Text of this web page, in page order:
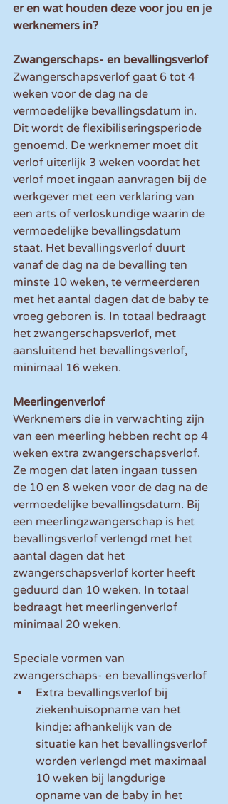
er en wat houden deze voor jou en je
werknemers in?
Zwangerschaps- en bevallingsverlof
Zwangerschapsverlof gaat 6 tot 4
weken voor de dag na de
vermoedelijke bevallingsdatum in.
Dit wordt de flexibiliseringsperiode
genoemd. De werknemer moet dit
verlof uiterlijk 3 weken voordat het
verlof moet ingaan aanvragen bij de
werkgever met een verklaring van
een arts of verloskundige waarin de
vermoedelijke bevallingsdatum
staat. Het bevallingsverlof duurt
vanaf de dag na de bevalling ten
minste 10 weken, te vermeerderen
met het aantal dagen dat de baby te
vroeg geboren is. In totaal bedraagt
het zwangerschapsverlof, met
aansluitend het bevallingsverlof,
minimaal 16 weken.
Meerlingenverlof
Werknemers die in verwachting zijn
van een meerling hebben recht op 4
weken extra zwangerschapsverlof.
Ze mogen dat laten ingaan tussen
de 10 en 8 weken voor de dag na de
vermoedelijke bevallingsdatum. Bij
een meerlingzwangerschap is het
bevallingsverlof verlengd met het
aantal dagen dat het
zwangerschapsverlof korter heeft
geduurd dan 10 weken. In totaal
bedraagt het meerlingenverlof
minimaal 20 weken.
Speciale vormen van
zwangerschaps- en bevallingsverlof
Extra bevallingsverlof bij
ziekenhuisopname van het
kindje: afhankelijk van de
situatie kan het bevallingsverlof
worden verlengd met maximaal
10 weken bij langdurige
opname van de baby in het